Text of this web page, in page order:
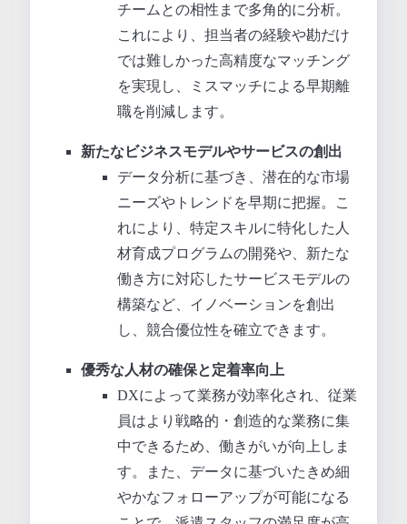
チームとの相性まで多角的に分析。
これにより、担当者の経験や勘だけ
では難しかった高精度なマッチング
を実現し、ミスマッチによる早期離
職を削減します。
新たなビジネスモデルやサービスの創出
データ分析に基づき、潜在的な市場
ニーズやトレンドを早期に把握。こ
れにより、特定スキルに特化した人
材育成プログラムの開発や、新たな
働き方に対応したサービスモデルの
構築など、イノベーションを創出
し、競合優位性を確立できます。
優秀な人材の確保と定着率向上
DXによって業務が効率化され、従業
員はより戦略的・創造的な業務に集
中できるため、働きがいが向上しま
す。また、データに基づいたきめ細
やかなフォローアップが可能になる